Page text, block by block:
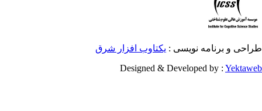
و برنامه نویسی : یکتاوب افزار شرق
Designed & Developed by :